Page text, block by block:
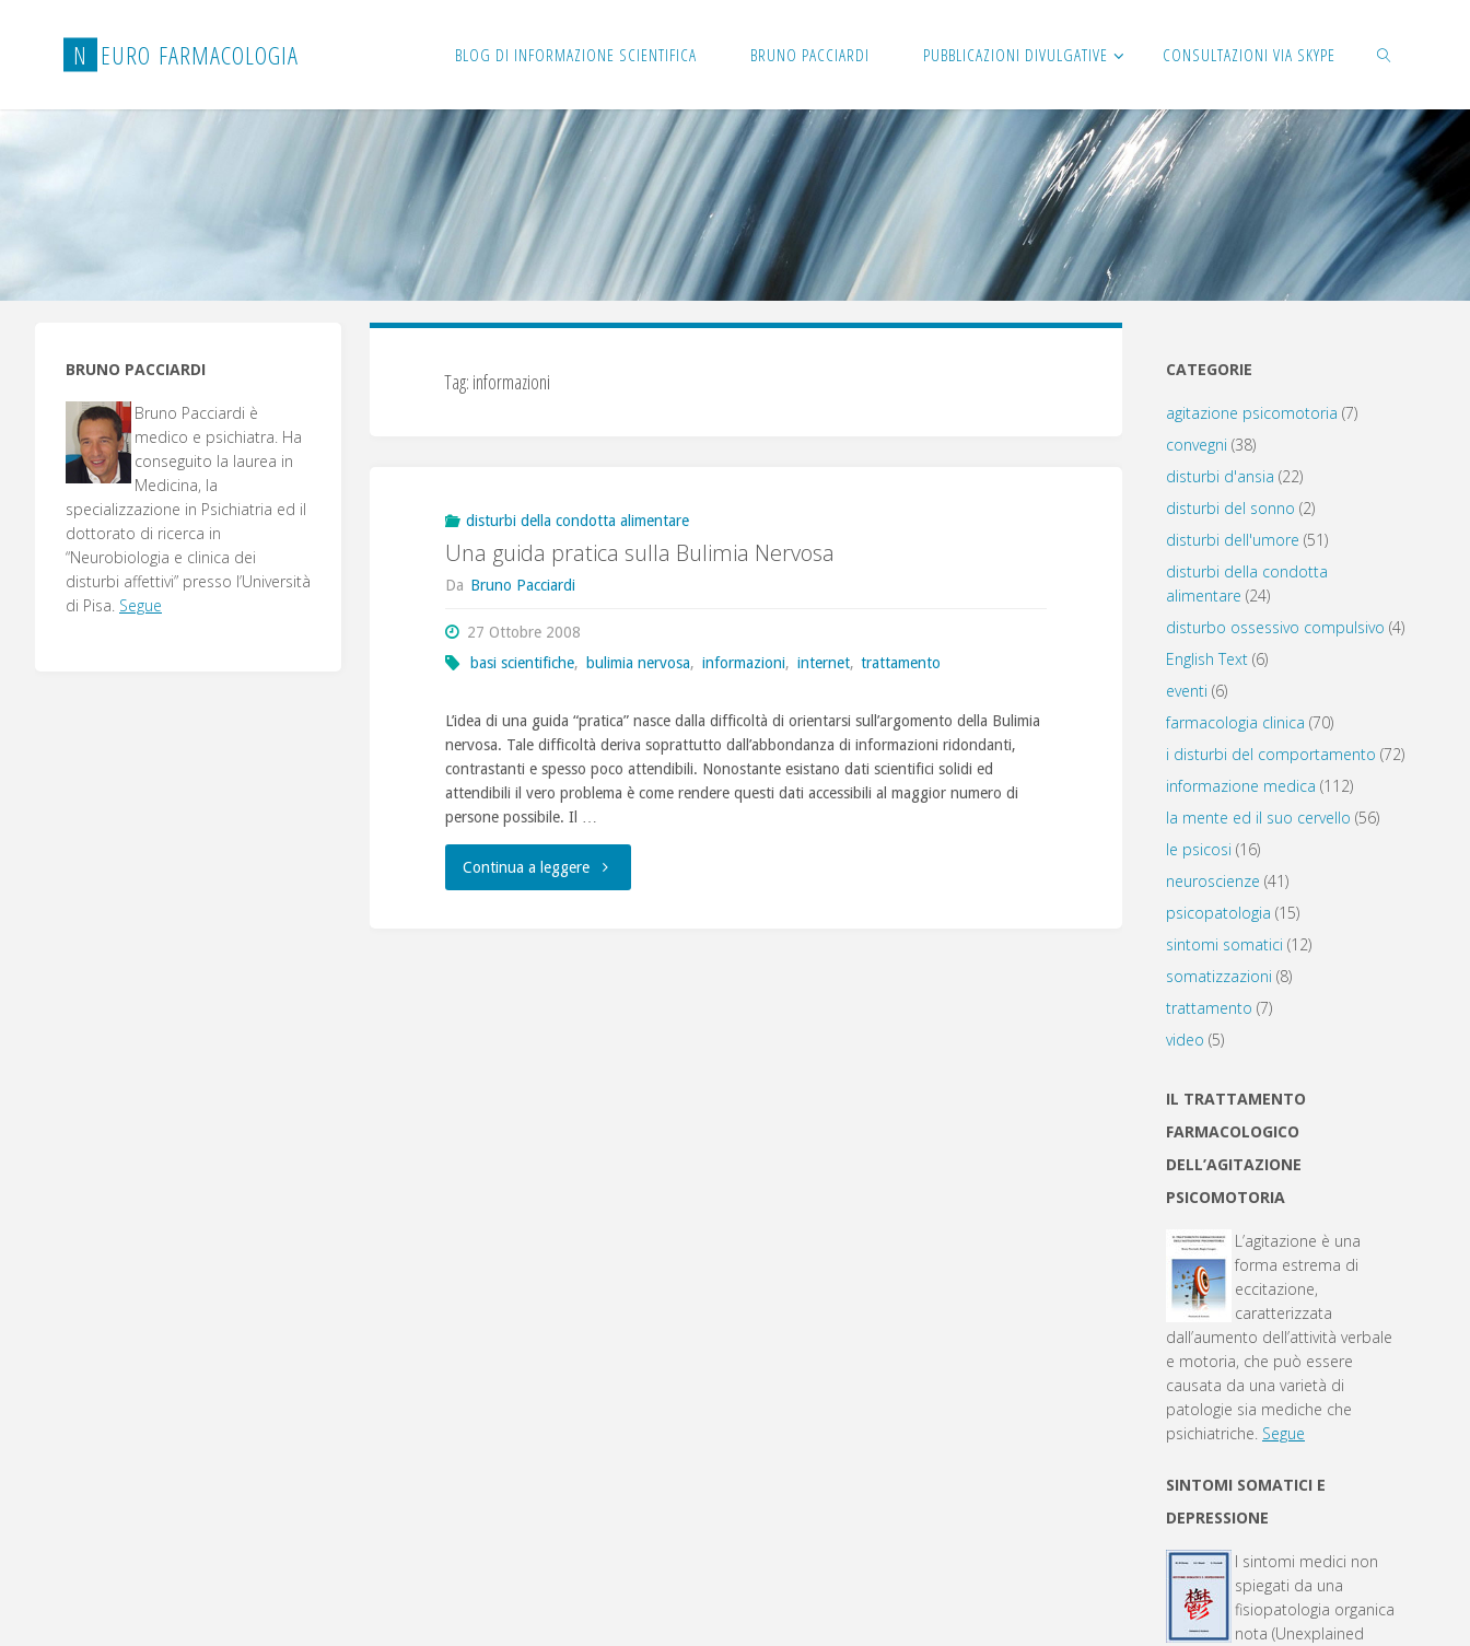
N EURO FARMACOLOGIA BLOG DI INFORMAZIONE SCIENTIFICA BRUNO PACCIARDI PUBBLICAZIONI DIVULGATIVE CONSULTAZIONI VIA SKYPE
CERCA
Tag: informazioni
disturbi della condotta alimentare
Una guida pratica sulla Bulimia Nervosa
Da Bruno Pacciardi
27 Ottobre 2008
basi scientifiche, bulimia nervosa, informazioni, internet, trattamento
L’idea di una guida “pratica” nasce dalla difficoltà di orientarsi sull’argomento della Bulimia
nervosa. Tale difficoltà deriva soprattutto dall’abbondanza di informazioni ridondanti,
contrastanti e spesso poco attendibili. Nonostante esistano dati scientifici solidi ed
attendibili il vero problema è come rendere questi dati accessibili al maggior numero di
persone possibile. Il …
Continua a leggere"Una
BRUNO PACCIARDI
Bruno Pacciardi è
medico e psichiatra. Ha
conseguito la laurea in
Medicina, la
specializzazione in Psichiatria ed il
dottorato di ricerca in
“Neurobiologia e clinica dei
disturbi affettivi” presso l’Università
di Pisa. Segue
CATEGORIE
agitazione psicomotoria (7)
convegni (38)
disturbi d'ansia (22)
disturbi del sonno (2)
disturbi dell'umore (51)
disturbi della condotta
alimentare (24)
disturbo ossessivo compulsivo (4)
English Text (6)
eventi (6)
farmacologia clinica (70)
i disturbi del comportamento (72)
informazione medica (112)
la mente ed il suo cervello (56)
le psicosi (16)
neuroscienze (41)
psicopatologia (15)
sintomi somatici (12)
somatizzazioni (8)
trattamento (7)
video (5)
IL TRATTAMENTO
FARMACOLOGICO
DELL’AGITAZIONE
PSICOMOTORIA
L’agitazione è una
forma estrema di
eccitazione,
caratterizzata
dall’aumento dell’attività verbale
e motoria, che può essere
causata da una varietà di
patologie sia mediche che
psichiatriche. Segue
SINTOMI SOMATICI E
DEPRESSIONE
I sintomi medici non
spiegati da una
fisiopatologia organica
nota (Unexplained